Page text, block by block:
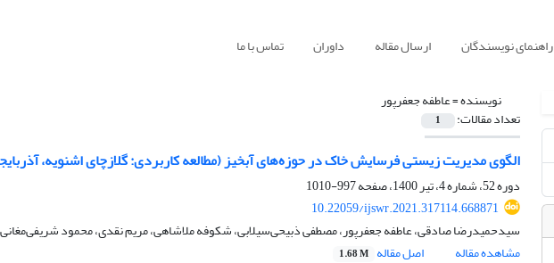
راهنمای نویسندگان ارسال مقاله داوران تماس با ما
نویسنده =عاطفه جعفرپور
تعداد مقالات: 1
الگوی مدیریت زیستی فرسایش خاک در حوزه‌های آبخیز (مطالعه کاربردی: گلازچای اشنویه،
دوره 52، شماره 4، تیر 1400، صفحه
997-1010
10.22059/ijswr.2021.317114.668871
سیدحمیدرضا صادقی، عاطفه جعفرپور، مصطفی ذبیحی‌سیلابی، شکوفه ملاشاهی، مریم نقدی، محمود شریفی‌مغانی،
مشاهده مقاله
اصل مقاله 1.68 M